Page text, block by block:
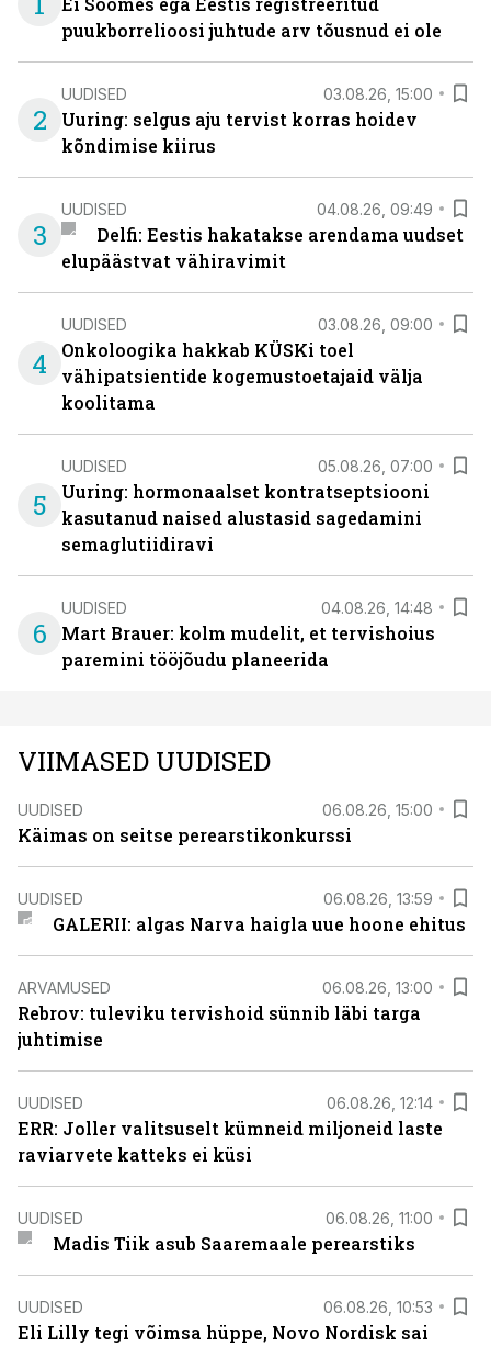
puukborrelioosi juhtude arv tõusnud ei ole
2
UUDISED 03.08.26, 15:00
Uuring: selgus aju tervist korras hoidev
kõndimise kiirus
3
UUDISED 04.08.26, 09:49
Delfi: Eestis hakatakse arendama uudset
elupäästvat vähiravimit
4
UUDISED 03.08.26, 09:00
Onkoloogika hakkab KÜSKi toel
vähipatsientide kogemustoetajaid välja
koolitama
5
UUDISED 05.08.26, 07:00
Uuring: hormonaalset kontratseptsiooni
kasutanud naised alustasid sagedamini
semaglutiidiravi
6
UUDISED 04.08.26, 14:48
Mart Brauer: kolm mudelit, et tervishoius
paremini tööjõudu planeerida
VIIMASED UUDISED
UUDISED 06.08.26, 15:00
Käimas on seitse perearstikonkurssi
UUDISED 06.08.26, 13:59
GALERII: algas Narva haigla uue hoone ehitus
ARVAMUSED 06.08.26, 13:00
Rebrov: tuleviku tervishoid sünnib läbi targa
juhtimise
UUDISED 06.08.26, 12:14
ERR: Joller valitsuselt kümneid miljoneid laste
raviarvete katteks ei küsi
UUDISED 06.08.26, 11:00
Madis Tiik asub Saaremaale perearstiks
UUDISED 06.08.26, 10:53
Eli Lilly tegi võimsa hüppe, Novo Nordisk sai